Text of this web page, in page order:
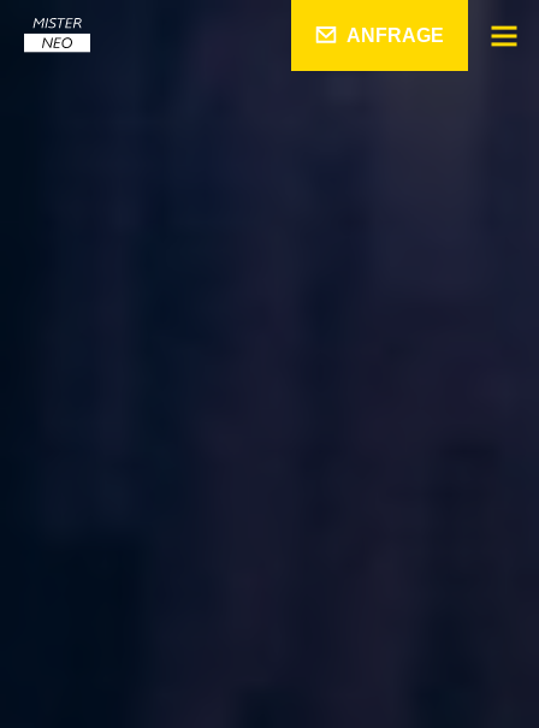
ANFRAGE